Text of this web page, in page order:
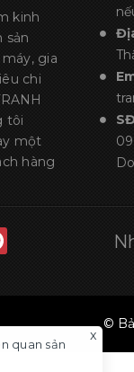
kinh
sản
gia
chi
tôi
một
hàng
©
x
quan sản